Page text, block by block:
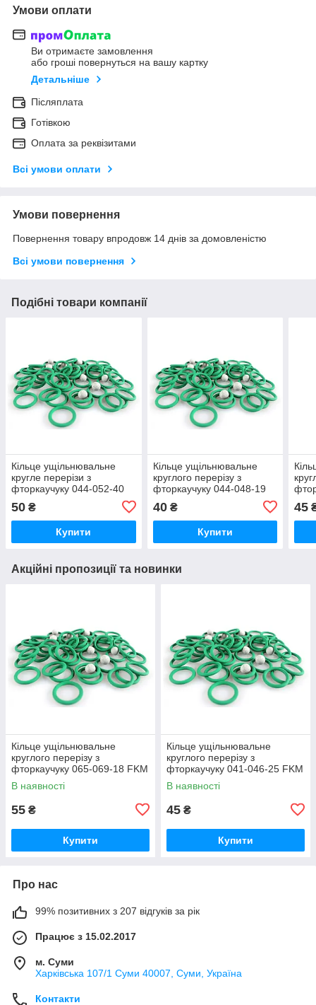
Умови оплати
Ви отримаєте замовлення
або гроші повернуться на вашу картку
Детальніше
Післяплата
Готівкою
Оплата за реквізитами
Всі умови оплати
Умови повернення
Повернення товару впродовж 14 днів за домовленістю
Всі умови повернення
Подібні товари компанії
Кільце ущільнювальне
кругле перерізи з
фторкаучуку 044-052-40
FKM зелене термостійке
50 ₴
Купити
Кільце ущільнювальне
круглого перерізу з
фторкаучуку 044-048-19
FKM зелене термостійке
40₴
Купити
45
Акційні пропозиції та новинки
Кільце ущільнювальне
круглого перерізу з
фторкаучуку 065-069-18 FKM
зелене термостійке
В наявності
55 ₴
Купити
Кільце ущільнювальне
круглого перерізу з
фторкаучуку 041-046-25 FKM
зелене термостійке
В наявності
45 ₴
Купити
Про нас
99% позитивних з 207 відгуків за рік
Працює з 15.02.2017
м. Суми
Харківська 107/1 Суми 40007, Суми, Україна
Контакти